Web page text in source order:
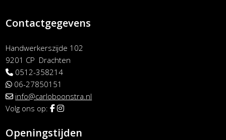
Contactgegevens
Handwerkerszijde 102
9201 CP Drachten
0512-358214
06-27850151
info@carloboonstra.nl
Volg ons op:
Openingstijden